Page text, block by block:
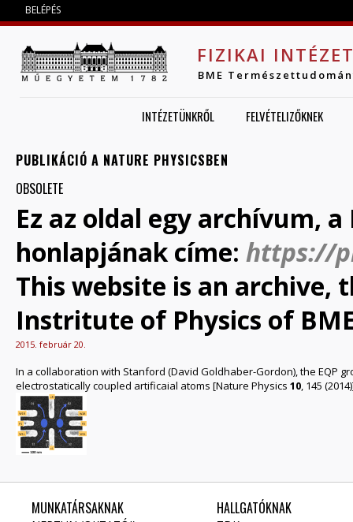
BELÉPÉS
FIZIKAI
BME
INTÉZETÜNKRŐL FELVÉTELIZŐKNEK
PUBLIKÁCIÓ A NATURE PHYSICSBEN
OBSOLETE
Ez az oldal egy archívum,
honlapjának címe: https://
This website is an archive,
Instritute of Physics of
2015. február 20.
In a collaboration with Stanford (David Goldhaber-Gordon), the EQP
electrostatically coupled artificaial atoms [Nature Physics 10 , 145
MUNKATÁRSAKNAK HALLGATÓKNAK